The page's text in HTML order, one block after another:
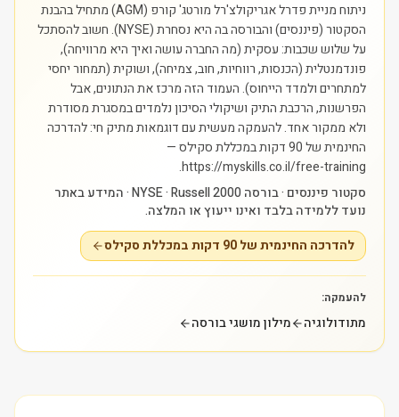
ניתוח מניית פדרל אגריקולצ'רל מורטג' קורפ (AGM) מתחיל בהבנת
הסקטור (פיננסים) והבורסה בה היא נסחרת (NYSE). חשוב להסתכל
על שלוש שכבות: עסקית (מה החברה עושה ואיך היא מרוויחה),
פונדמנטלית (הכנסות, רווחיות, חוב, צמיחה), ושוקית (תמחור יחסי
למתחרים ולמדד הייחוס). העמוד הזה מרכז את הנתונים, אבל
הפרשנות, הרכבת התיק ושיקולי הסיכון נלמדים במסגרת מסודרת
ולא ממקור אחד.להעמקה מעשית עם דוגמאות מתיק חי: להדרכה
החינמית של 90 דקות במכללת סקילס —
https://myskills.co.il/free-training.
סקטור פיננסים · בורסה NYSE · Russell 2000 · המידע באתר
נועד ללמידה בלבד ואינו ייעוץ או המלצה.
להדרכה החינמית של 90 דקות במכללת סקילס
להעמקה:
מתודולוגיה מילון מושגי בורסה